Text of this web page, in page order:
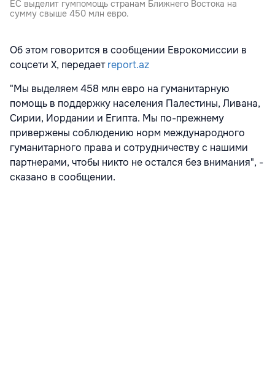
ЕС выделит гумпомощь странам Ближнего Востока на
сумму свыше 450 млн евро.
Об этом говорится в сообщении Еврокомиссии в
соцсети Х, передаетreport.az
"Мы выделяем 458 млн евро на гуманитарную
помощь в поддержку населения Палестины, Ливана,
Сирии, Иордании и Египта. Мы по-прежнему
привержены соблюдению норм международного
гуманитарного права и сотрудничеству с нашими
партнерами, чтобы никто не остался без внимания", -
сказано в сообщении.